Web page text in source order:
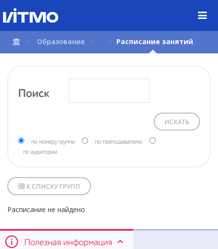
содержимому
страницы.
Образование
. Расписание занятий
Поиск
ИСКАТЬ
по номеру группы
по преподавателю
по аудитории
К СПИСКУ ГРУПП
Расписание не найдено
Полезная информация